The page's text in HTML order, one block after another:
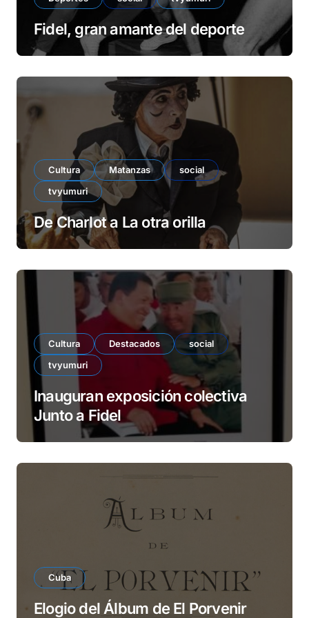
Fidel, gran amante del deporte
Cultura Matanzas
social
tvyumuri
De Charlot a La otra orilla
Cultura Destacados
social
tvyumuri
Inauguran exposición colectiva
Junto a Fidel
Cuba
Elogio del Álbum de El Porvenir